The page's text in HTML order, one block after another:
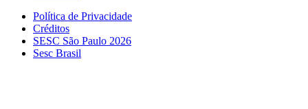
Política de Privacidade
Créditos
SESC São Paulo 2026
Sesc Brasil